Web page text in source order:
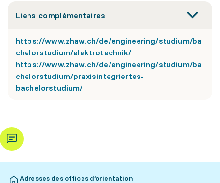
Liens complémentaires
https://www.zhaw.ch/de/engineering/studium/ba
chelorstudium/elektrotechnik/
https://www.zhaw.ch/de/engineering/studium/ba
chelorstudium/praxisintegriertes-
bachelorstudium/
Adresses des offices d’orientation